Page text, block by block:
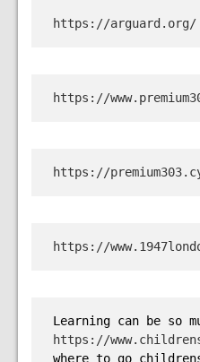
https://arguard.org/
https://
https://
https://
https://
where to go